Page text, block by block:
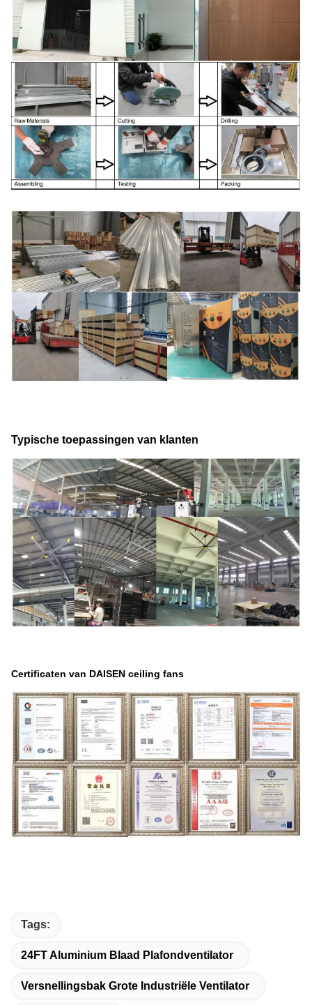
Typische toepassingen van klanten
Certificaten van DAISEN ceiling fans
Tags:
24FT Aluminium Blaad Plafondventilator
Versnellingsbak Grote Industriële Ventilator